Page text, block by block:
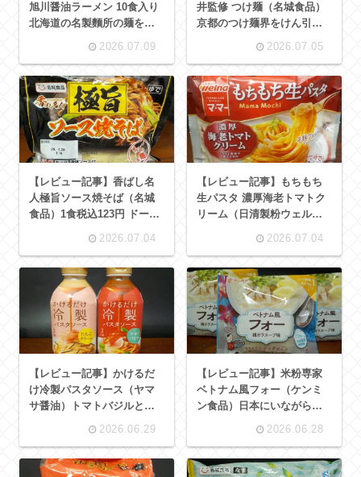
旭川醤油ラーメン 10食入り
北海道の名製麵所の麺をつ
かった袋麺を1食100円以下
レシピあり】
2026.07.09
井監修 つけ麺（名城食品）
京都のつけ麺界をけん引す
る名店の味をおうちで 1食税
2026.07.05
【レビュー記事】香ばし名
人極旨ソース焼そば（名城
食品）1食税込123円 ドーン
いろな食材とあわせやすい
2026.07.04
【レビュー記事】もちもち
生パスタ 濃厚海老トマトク
リーム（日清製粉ウェル
たままのパスタを調理すれ
トランで提供されるような
生パスタをおうちでたのし
める
2026.07.04
【レビュー記事】かけるだ
け冷製パスタソース（ヤマ
サ醤油）トマトバジルとた
食感がたまらない【アレン
2026.06.29
【レビュー記事】米粉専家
ベトナム風フォー（ケンミ
ン食品）日本にいながら、
一杯 淡麗とはこのチキンス
な具材とあわせやすい万能
2026.06.28